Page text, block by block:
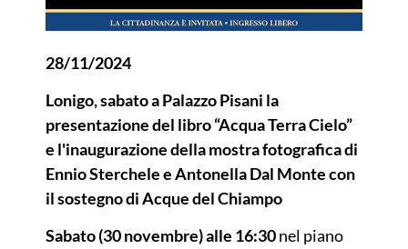
28/11/2024
Lonigo, sabato a Palazzo Pisani la
presentazione del libro “Acqua Terra Cielo”
e l'inaugurazione della mostra fotografica di
Ennio Sterchele e Antonella Dal Monte con
il sostegno di Acque del Chiampo
Sabato (30 novembre) alle 16:30nel piano